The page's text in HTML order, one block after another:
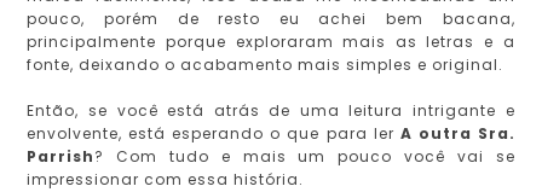
pouco, porém de resto eu achei bem bacana,
principalmente porque exploraram mais as letras e a
fonte, deixando o acabamento mais simples e original.
Então, se você está atrás de uma leitura intrigante e
envolvente, está esperando o que para ler A outra Sra.
Parrish? Com tudo e mais um pouco você vai se
impressionar com essa história.